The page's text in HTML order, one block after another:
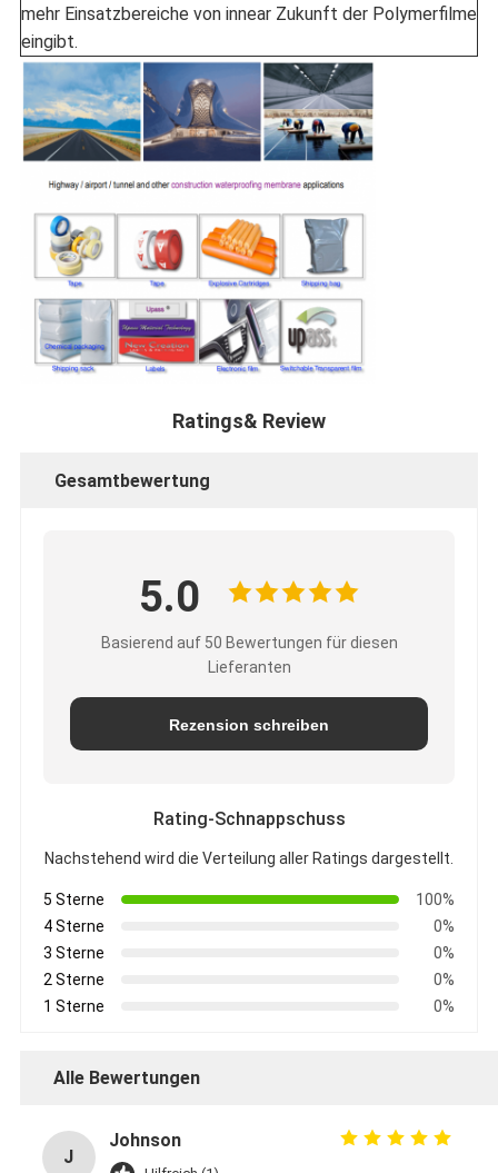
mehr Einsatzbereiche von innear Zukunft der Polymerfilme
eingibt.
Ratings& Review
Gesamtbewertung
5.0
Basierend auf 50 Bewertungen für diesen
Lieferanten
Rezension schreiben
Rating-Schnappschuss
Nachstehend wird die Verteilung aller Ratings dargestellt.
5 Sterne
100%
4 Sterne
0%
3 Sterne
0%
2 Sterne
0%
1 Sterne
0%
Alle Bewertungen
J
Johnson